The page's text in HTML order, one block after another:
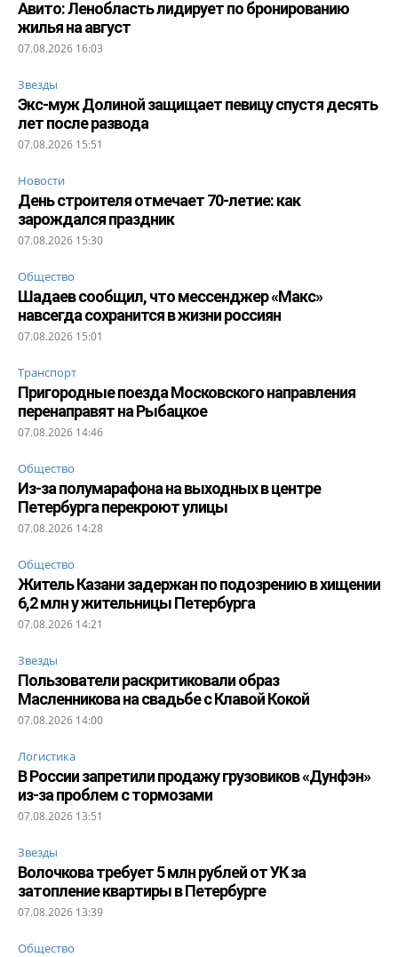
Авито: Ленобласть лидирует по бронированию
жилья на август
07.08.2026 16:03
Звезды
Экс-муж Долиной защищает певицу спустя десять
лет после развода
07.08.2026 15:51
Новости
День строителя отмечает 70-летие: как
зарождался праздник
07.08.2026 15:30
Общество
Шадаев сообщил, что мессенджер «Макс»
навсегда сохранится в жизни россиян
07.08.2026 15:01
Транспорт
Пригородные поезда Московского направления
перенаправят на Рыбацкое
07.08.2026 14:46
Общество
Из-за полумарафона на выходных в центре
Петербурга перекроют улицы
07.08.2026 14:28
Общество
Житель Казани задержан по подозрению в хищении
6,2 млн у жительницы Петербурга
07.08.2026 14:21
Звезды
Пользователи раскритиковали образ
Масленникова на свадьбе с Клавой Кокой
07.08.2026 14:00
Логистика
В России запретили продажу грузовиков «Дунфэн»
из-за проблем с тормозами
07.08.2026 13:51
Звезды
Волочкова требует 5 млн рублей от УК за
затопление квартиры в Петербурге
07.08.2026 13:39
Общество